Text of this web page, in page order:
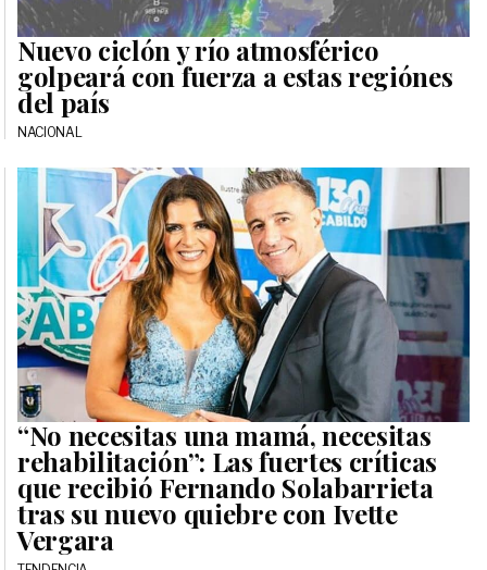
Nuevo ciclón y río atmosférico
golpeará con fuerza a estas regiónes
del país
NACIONAL
“No necesitas una mamá, necesitas
rehabilitación”: Las fuertes críticas
que recibió Fernando Solabarrieta
tras su nuevo quiebre con Ivette
Vergara